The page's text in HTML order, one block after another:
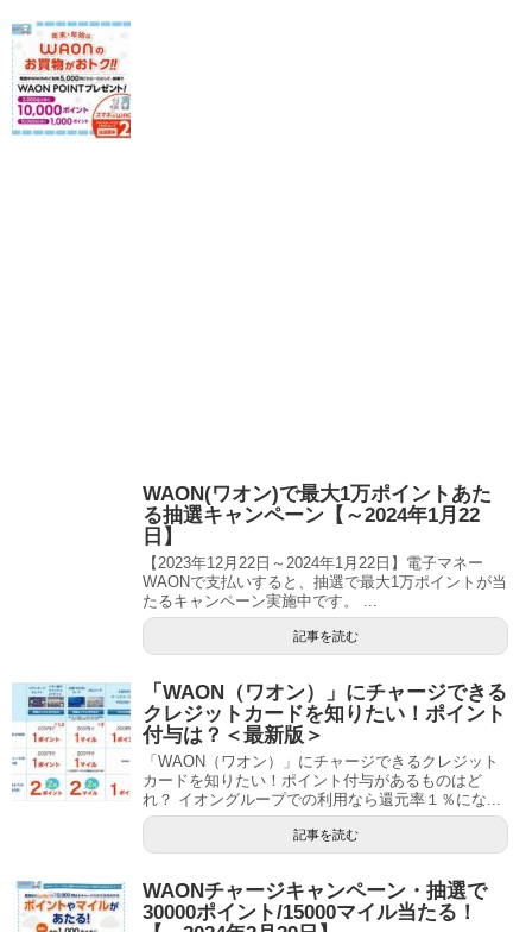
WAON(ワオン)で最大1万ポイントあた
る抽選キャンペーン【～2024年1月22
日】
【2023年12月22日～2024年1月22日】電子マネー
WAONで支払いすると、抽選で最大1万ポイントが当
たるキャンペーン実施中です。 ...
記事を読む
「WAON（ワオン）」にチャージできる
クレジットカードを知りたい！ポイント
付与は？＜最新版＞
「WAON（ワオン）」にチャージできるクレジット
カードを知りたい！ポイント付与があるものはど
れ？ イオングループでの利用なら還元率１％にな...
記事を読む
WAONチャージキャンペーン・抽選で
30000ポイント/15000マイル当たる！